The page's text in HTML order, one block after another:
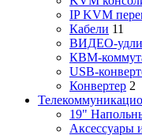
IP KVM
Кабели 11
ВИДЕО-
КВМ-
USB-
Конвертер 2
19"
Аксессуары